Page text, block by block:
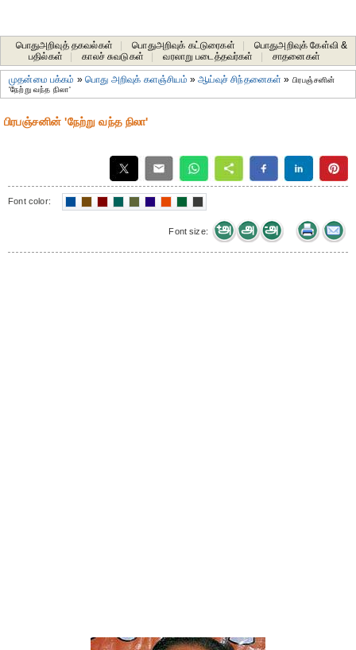
பொதுஅறிவுத் தகவல்கள் பொதுஅறிவுக் கட்டுரைகள்
பொதுஅறிவுக் கேள்வி &
பதில்கள்
காலச் சுவடுகள் வரலாறு படைத்தவர்கள் சாதனைகள்‎
முதன்மை பக்கம் »பொது அறிவுக் களஞ்சியம் »ஆய்வுச் சிந்தனைகள் » பிரபஞ்சனின்
'நேற்று வந்த நிலா'
பிரபஞ்சனின் 'நேற்று வந்த நிலா'
Font color:
Font size: